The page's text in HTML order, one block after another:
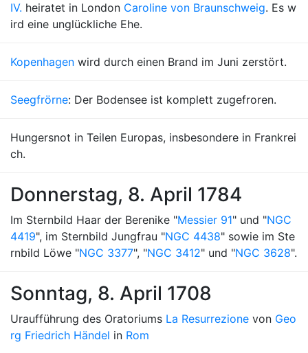
IV. heiratet in London Caroline von Braunschweig. Es w
ird eine unglückliche Ehe.
Kopenhagen wird durch einen Brand im Juni zerstört.
Seegfrörne: Der Bodensee ist komplett zugefroren.
Hungersnot in Teilen Europas, insbesondere in Frankrei
ch.
Donnerstag, 8. April 1784
Im Sternbild Haar der Berenike "Messier 91" und "NGC
4419", im Sternbild Jungfrau "NGC 4438" sowie im Ste
rnbild Löwe "NGC 3377", "NGC 3412" und "NGC 3628".
Sonntag, 8. April 1708
Uraufführung des Oratoriums La Resurrezione von Geo
rg Friedrich Händel in Rom